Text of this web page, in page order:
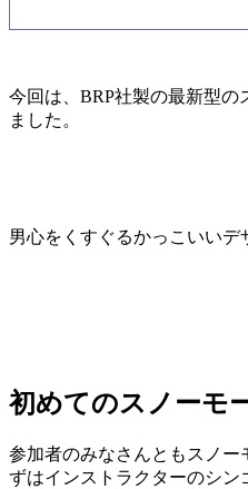
今回は、BRP社製の最新型の
ました。
男心をくすぐるかっこいいデ
初めてのスノーモ
参加者のみなさんともスノー
ずはインストラクターのシン